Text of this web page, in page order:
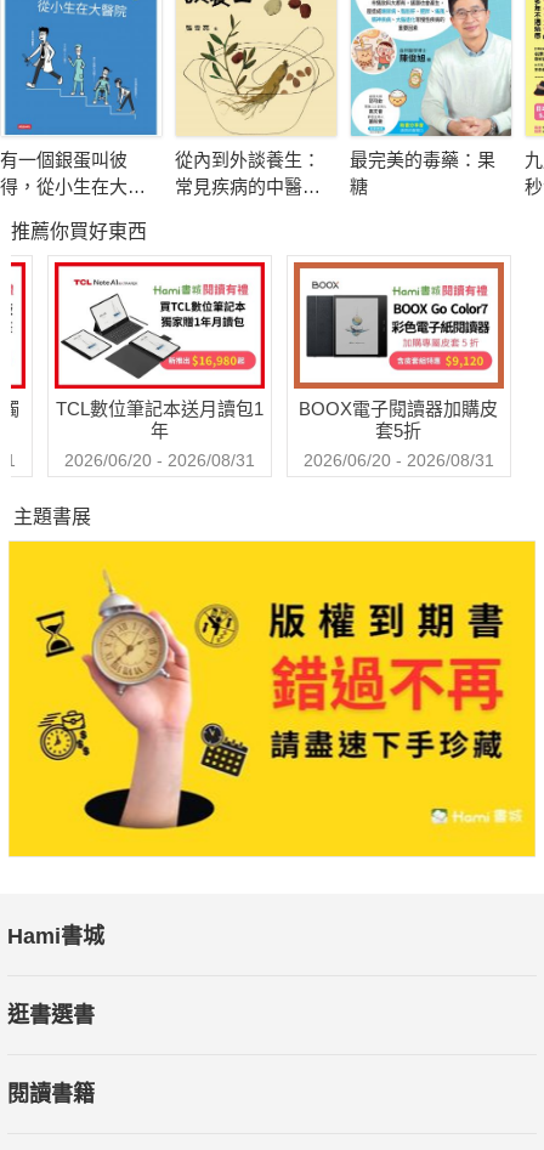
★何謂激痛點？為何治痛得從這裡下手？
人體的肌肉系統由大約200多對肌群組成，
能幫助我們維持姿勢、容納器官，並透過各式肌肉活動維持
體溫。
若將肌群放大來看，可發現其為一束束平行排列的肌肉纖
當肌肉拉傷或受創時，便可能導致其中一束或多束受限，
形成所謂緊束帶（taut band）；激痛點（trigger point）則
等，
且激痛點最狡猾之處，在於它可能距離產生疼痛的肌群很
更棘手的是，一旦某條肌肉出現激痛點，且未能減輕或消
除，便會引發雪球效應
——當一條肌肉無力時，另一條肌肉會為了代償而被拉傷，
進而發展出新的激痛點，並在肌筋膜的連結之下，產生全身
性的連鎖疼痛！
★暢銷全美20年治痛經典，全新中譯本
銷全美；
如今20年已過，依舊熱度不減，儼然成為業界經典，並推出
有一個銀蛋叫彼
得，從小生在大醫
役，戴鋼盔赴晨會
的實習血淚
從內到外談養生：
常見疾病的中醫調
最完美的毒藥：果
糖
推薦你買好東西
TCL數位筆記本送月讀包1
年
2026/06/20 - 2026/08/31
BOOX電子閱讀器加購皮
套5折
2026/06/20 - 2026/08/31
主題書展
Hami書城
逛書選書
閱讀書籍